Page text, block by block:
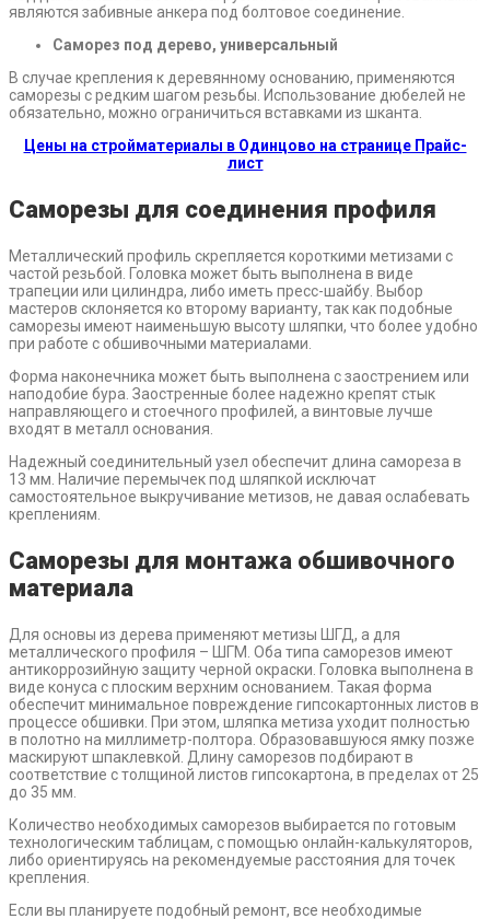
являются забивные анкера под болтовое соединение.
Саморез под дерево, универсальный
В случае крепления к деревянному основанию, применяются
саморезы с редким шагом резьбы. Использование дюбелей не
обязательно, можно ограничиться вставками из шканта.
Цены на стройматериалы в Одинцово на странице Прайс-
лист
Саморезы для соединения профиля
Металлический профиль скрепляется короткими метизами с
частой резьбой. Головка может быть выполнена в виде
трапеции или цилиндра, либо иметь пресс-шайбу. Выбор
мастеров склоняется ко второму варианту, так как подобные
саморезы имеют наименьшую высоту шляпки, что более удобно
при работе с обшивочными материалами.
Форма наконечника может быть выполнена с заострением или
наподобие бура. Заостренные более надежно крепят стык
направляющего и стоечного профилей, а винтовые лучше
входят в металл основания.
Надежный соединительный узел обеспечит длина самореза в
13 мм. Наличие перемычек под шляпкой исключат
самостоятельное выкручивание метизов, не давая ослабевать
креплениям.
Саморезы для монтажа обшивочного
материала
Для основы из дерева применяют метизы ШГД, а для
металлического профиля – ШГМ. Оба типа саморезов имеют
антикоррозийную защиту черной окраски. Головка выполнена в
виде конуса с плоским верхним основанием. Такая форма
обеспечит минимальное повреждение гипсокартонных листов в
процессе обшивки. При этом, шляпка метиза уходит полностью
в полотно на миллиметр-полтора. Образовавшуюся ямку позже
маскируют шпаклевкой. Длину саморезов подбирают в
соответствие с толщиной листов гипсокартона, в пределах от 25
до 35 мм.
Количество необходимых саморезов выбирается по готовым
технологическим таблицам, с помощью онлайн-калькуляторов,
либо ориентируясь на рекомендуемые расстояния для точек
крепления.
Если вы планируете подобный ремонт, все необходимые